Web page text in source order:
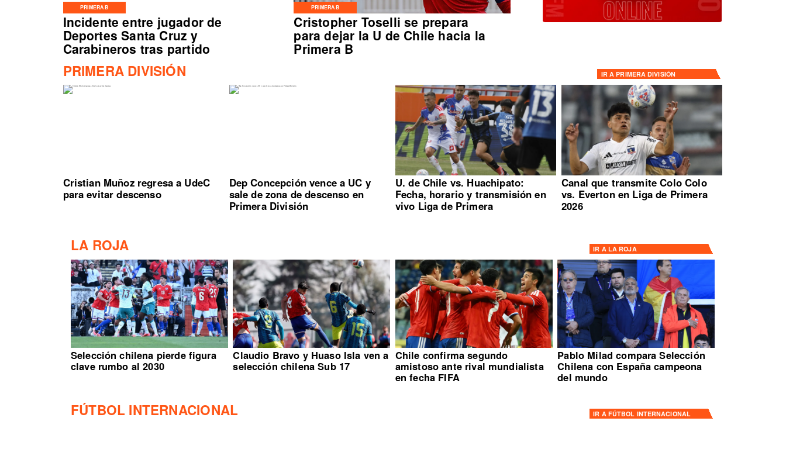
PRIMERA B
Incidente entre jugador de
Deportes Santa Cruz y
Carabineros tras partido
PRIMERA B
Cristopher Toselli se prepara
para dejar la U de Chile hacia la
Primera B
PRIMERA DIVISIÓN IR A PRIMERA DIVISIÓN
Cristian Muñoz regresa a UdeC
para evitar descenso
Dep Concepción vence a UC y
sale de zona de descenso en
Primera División
U. de Chile vs. Huachipato:
Fecha, horario y transmisión en
vivo Liga de Primera
Canal que transmite Colo Colo
vs. Everton en Liga de Primera
2026
LA ROJA IR A LA ROJA
Selección chilena pierde figura
clave rumbo al 2030
Claudio Bravo y Huaso Isla ven a
selección chilena Sub 17
Chile confirma segundo
amistoso ante rival mundialista
en fecha FIFA
Pablo Milad compara Selección
Chilena con España campeona
del mundo
FÚTBOL INTERNACIONAL IR A FÚTBOL INTERNACIONAL